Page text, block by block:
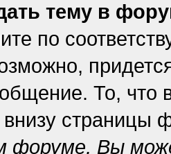
тему в
по
То,
внизу страницы
Вы